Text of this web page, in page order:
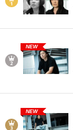
NEW
NEW